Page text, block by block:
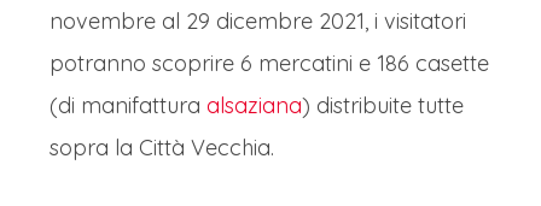
novembre al 29 dicembre 2021, i visitatori
potranno scoprire 6 mercatini e 186 casette
(di manifattura alsaziana) distribuite tutte
sopra la Città Vecchia.